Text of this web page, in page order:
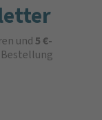
und5 €-